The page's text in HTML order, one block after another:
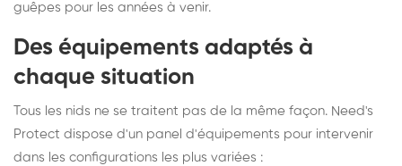
guêpes pour les années à venir.
Des équipements adaptés à
chaque situation
Tous les nids ne se traitent pas de la même façon. Need's
Protect dispose d'un panel d'équipements pour intervenir
dans les configurations les plus variées :